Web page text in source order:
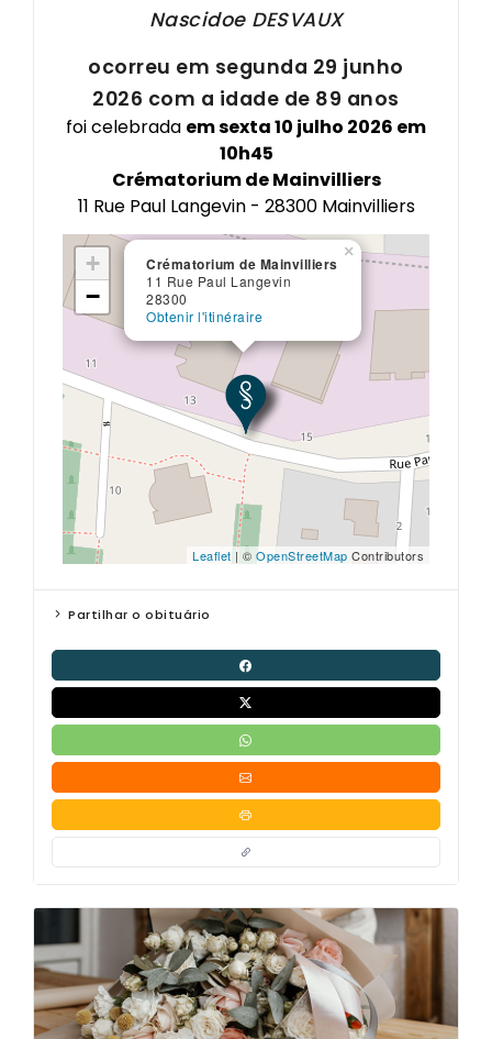
Nascidoe DESVAUX
ocorreu em segunda 29 junho
2026 com a idade de 89 anos
foi celebrada em sexta 10 julho 2026 em
10h45
Crématorium de Mainvilliers
11 Rue Paul Langevin - 28300 Mainvilliers
Crématorium de Mainvilliers
11 Rue Paul Langevin
28300
Obtenir l'itinéraire
×
+
−
Leaflet | © OpenStreetMap Contributors
Partilhar o obituário